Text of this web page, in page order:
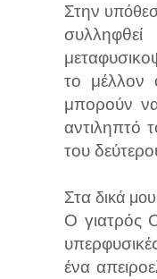
Στην
το μέλλον
μπορούν
αντιληπτό
του
Στα δικά μου
Ο γιατρός
ένα